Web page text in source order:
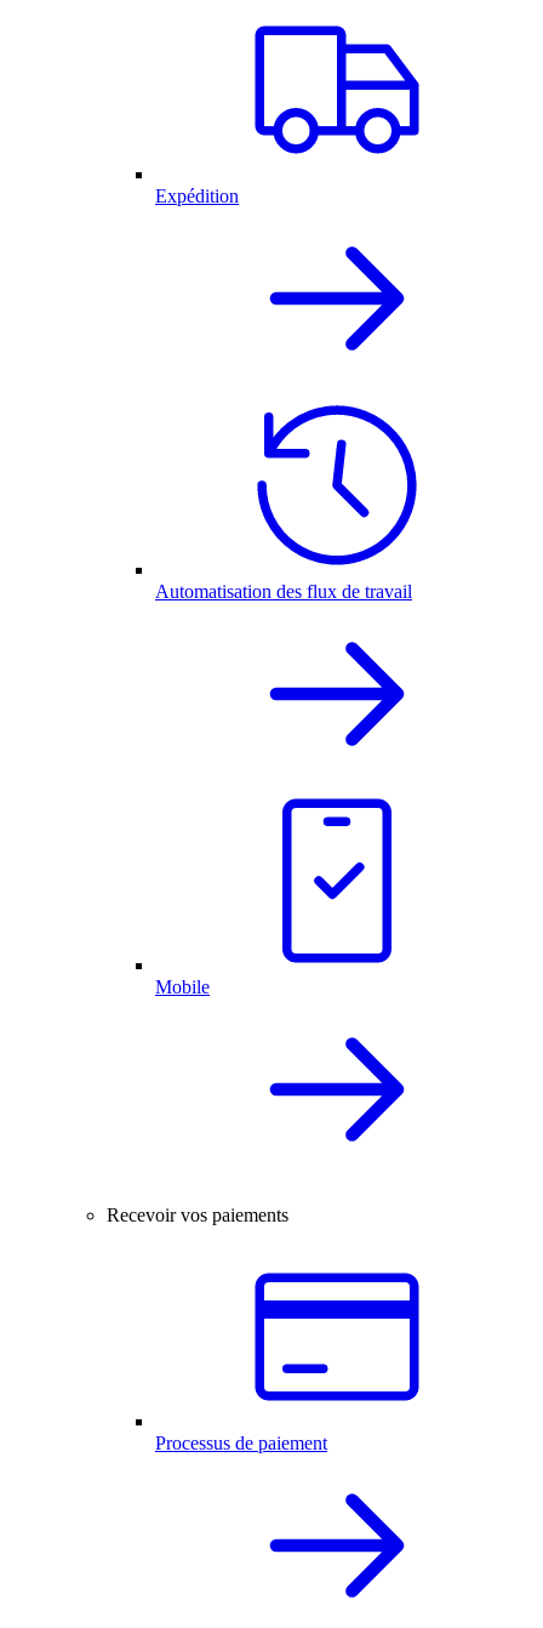
Expédition
Automatisation des flux de travail
Mobile
Recevoir vos paiements
Processus de paiement